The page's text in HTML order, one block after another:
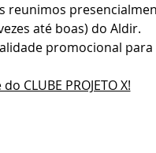
reunimos
até boas) do Aldir.
promocional
CLUBE PROJETO X!